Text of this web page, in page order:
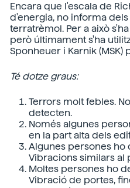
Encara que l'escala de
d'energia, no informa
terratrèmol. Per a això
però últimament s'ha
Sponheuer i Karnik (MSK)
Té dotze graus:
Terrors molt febles.
detecten.
Només algunes
en la part alta dels
Algunes persones ho
Vibracions similars al
Moltes persones ho
Vibració de portes,